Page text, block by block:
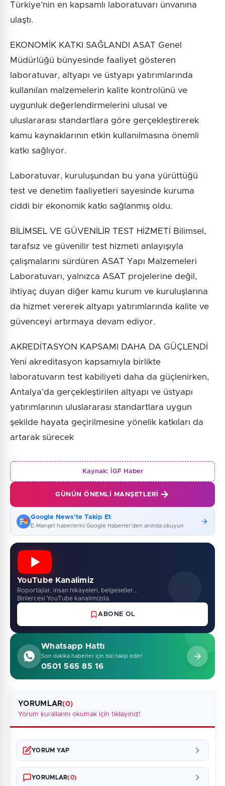
Türkiye’nin en kapsamlı laboratuvarı ünvanına
ulaştı.
EKONOMİK KATKI SAĞLANDI ASAT Genel
Müdürlüğü bünyesinde faaliyet gösteren
laboratuvar, altyapı ve üstyapı yatırımlarında
kullanılan malzemelerin kalite kontrolünü ve
uygunluk değerlendirmelerini ulusal ve
uluslararası standartlara göre gerçekleştirerek
kamu kaynaklarının etkin kullanılmasına önemli
katkı sağlıyor.
Laboratuvar, kuruluşundan bu yana yürüttüğü
test ve denetim faaliyetleri sayesinde kuruma
ciddi bir ekonomik katkı sağlanmış oldu.
BİLİMSEL VE GÜVENİLİR TEST HİZMETİ Bilimsel,
tarafsız ve güvenilir test hizmeti anlayışıyla
çalışmalarını sürdüren ASAT Yapı Malzemeleri
Laboratuvarı, yalnızca ASAT projelerine değil,
ihtiyaç duyan diğer kamu kurum ve kuruluşlarına
da hizmet vererek altyapı yatırımlarında kalite ve
güvenceyi artırmaya devam ediyor.
AKREDİTASYON KAPSAMI DAHA DA GÜÇLENDİ
Yeni akreditasyon kapsamıyla birlikte
laboratuvarın test kabiliyeti daha da güçlenirken,
Antalya’da gerçekleştirilen altyapı ve üstyapı
yatırımlarının uluslararası standartlara uygun
şekilde hayata geçirilmesine yönelik katkıları da
artarak sürecek
Kaynak: İGF Haber
GÜNÜN ÖNEMLI MANŞETLERI
Google News'te Takip Et
E-Manşet haberlerini Google Haberler'den anında okuyun
YouTube Kanalimiz
Roportajlar, insan hikayeleri, belgeseller...
Binlercesi YouTube kanalimizda.
ABONE OL
Whatsapp Hattı
Son dakika haberler için bizi takip edin!
0501 565 85 16
YORUMLAR(0)
Yorum kurallarını okumak için tıklayınız!
YORUM YAP
YORUMLAR(0)